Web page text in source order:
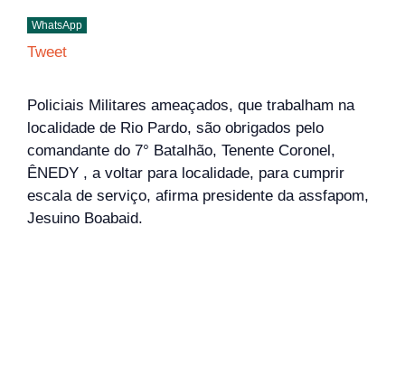
WhatsApp
Tweet
Policiais Militares ameaçados, que trabalham na
localidade de Rio Pardo, são obrigados pelo
comandante do 7° Batalhão, Tenente Coronel,
ÊNEDY , a voltar para localidade, para cumprir
escala de serviço, afirma presidente da assfapom,
Jesuino Boabaid.